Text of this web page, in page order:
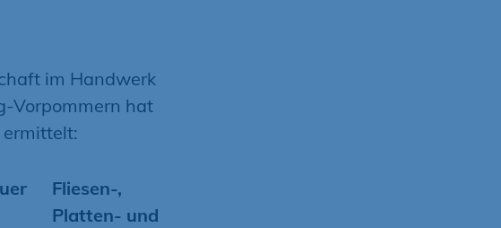
im Handwerk
Vorpommern hat
Fliesen-,
Platten- und